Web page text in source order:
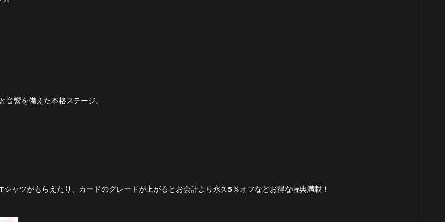
響を備えた本格ステージ。
ャツがもらえたり、カードのグレードが上がるとお会計より永久5％オフなどお得な特典満載！